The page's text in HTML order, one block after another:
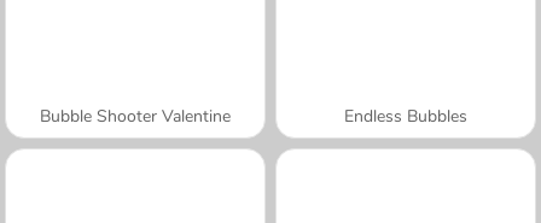
Bubble Shooter Valentine Endless Bubbles